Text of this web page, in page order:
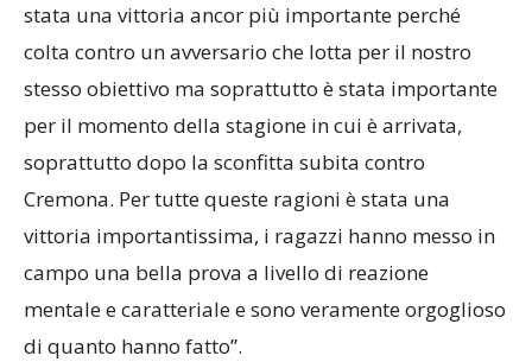
stata una vittoria ancor più importante perché
colta contro un avversario che lotta per il nostro
stesso obiettivo ma soprattutto è stata importante
per il momento della stagione in cui è arrivata,
soprattutto dopo la sconfitta subita contro
Cremona. Per tutte queste ragioni è stata una
vittoria importantissima, i ragazzi hanno messo in
campo una bella prova a livello di reazione
mentale e caratteriale e sono veramente orgoglioso
di quanto hanno fatto”.